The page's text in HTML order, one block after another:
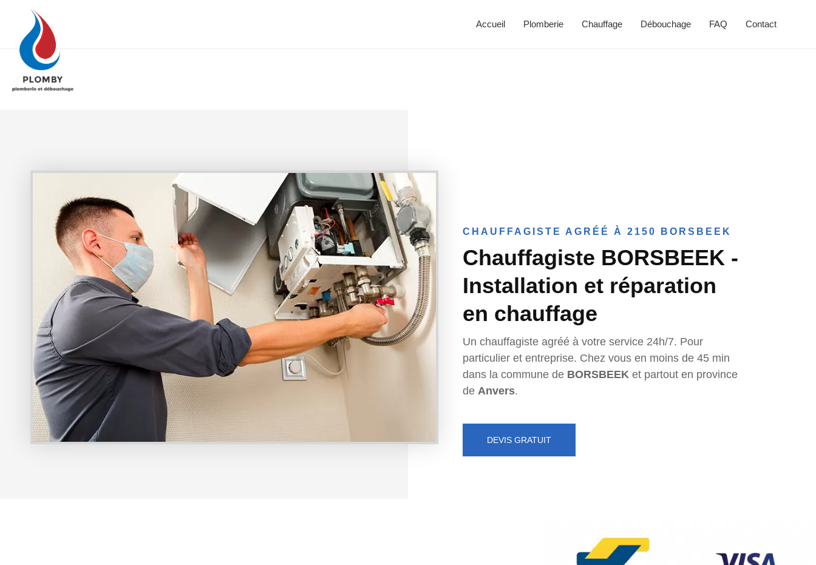
Accueil Plomberie Chauffage Débouchage FAQ Contact
CHAUFFAGISTE AGRÉÉ À 2150 BORSBEEK
Chauffagiste BORSBEEK -
Installation et réparation
en chauffage
Un chauffagiste agréé à votre service 24h/7. Pour
particulier et entreprise. Chez vous en moins de 45 min
dans la commune de BORSBEEK et partout en province
de Anvers.
DEVIS GRATUIT